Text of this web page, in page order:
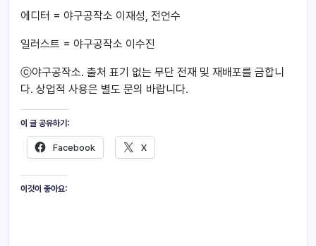
에디터 = 야구공작소 이재성, 전언수
일러스트 = 야구공작소 이수진
ⓒ야구공작소. 출처 표기 없는 무단 전재 및 재배포를 금합니
다. 상업적 사용은 별도 문의 바랍니다.
이 글 공유하기:
Facebook X
이것이 좋아요: